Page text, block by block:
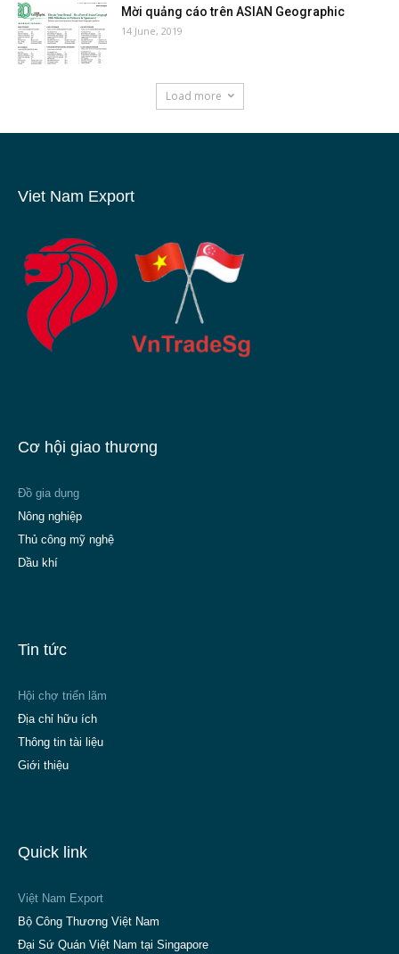
Mời quảng cáo trên ASIAN Geographic
14 June, 2019
Load more
Viet Nam Export
Cơ hội giao thương
Đồ gia dụng
Nông nghiệp
Thủ công mỹ nghệ
Dầu khí
Tin tức
Hội chợ triển lãm
Địa chỉ hữu ích
Thông tin tài liệu
Giới thiệu
Quick link
Việt Nam Export
Bộ Công Thương Việt Nam
Đại Sứ Quán Việt Nam tại Singapore